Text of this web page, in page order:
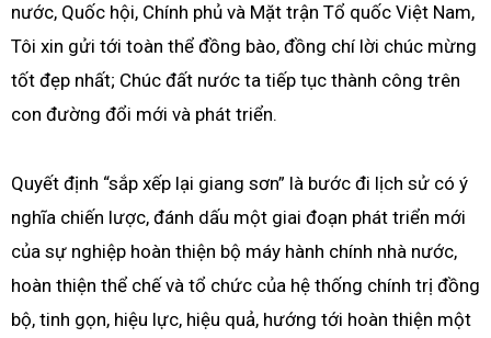
nước, Quốc hội, Chính phủ và Mặt trận Tổ quốc Việt Nam,
Tôi xin gửi tới toàn thể đồng bào, đồng chí lời chúc mừng
tốt đẹp nhất; Chúc đất nước ta tiếp tục thành công trên
con đường đổi mới và phát triển.
Quyết định “sắp xếp lại giang sơn” là bước đi lịch sử có ý
nghĩa chiến lược, đánh dấu một giai đoạn phát triển mới
của sự nghiệp hoàn thiện bộ máy hành chính nhà nước,
hoàn thiện thể chế và tổ chức của hệ thống chính trị đồng
bộ, tinh gọn, hiệu lực, hiệu quả, hướng tới hoàn thiện một